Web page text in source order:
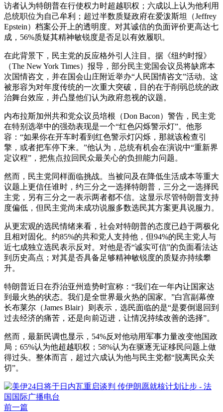
访者认为特朗普在行使权力时超越职权；六成以上认为他利用
总统职位为自己牟利；超过半数质疑政府在爱泼斯坦（Jeffrey
Epstein）档案公开上的透明度。对其诚信的负面评价更高达七
成，56%质疑其精神敏锐度是否足以有效履职。
在此背景下，民主党的反应格外引人注目。据《纽约时报》
（The New York Times）报导，部分民主党国会议员将缺席本
次国情咨文，并在国会山庄附近举办“人民国情咨文”活动。这
被形容为对年度传统的一次重大突破，目的在于削弱总统的政
治舞台效应，并凸显他们认为政府忽视的议题。
内布拉斯加州共和党众议员培根（Don Bacon）警告，民主党
在特别选举中的强劲表现是一个“红色闪烁警示灯”。他形
容：“如果你在开车时看到红色警示灯闪烁，那就该检查引
擎，或者把车停下来。”他认为，总统有机会在演说中“重新界
定议程”，把焦点拉回民众最关心的负担能力问题。
然而，民主党同样面临挑战。当被问及在降低生活成本等重大
议题上更信任谁时，约三分之一选择特朗普，三分之一选择民
主党，另有三分之一表示两者都不信。这显示尽管特朗普支持
度偏低，但民主党尚未成功说服多数选民其方案更具说服力。
从更宏观的选民情绪来看，社会对特朗普的态度已趋于两极化
且相对固化。约85%的共和党人支持他，但94%的民主党人与
近七成独立选民表示反对。对他是否“诚实可信”的负面看法达
到历史高点；对其是否具备足够精神敏锐度的质疑亦持续攀
升。
特朗普近日在乔治亚州造势时宣称：“我们在一年内让国家达
到最火热的状态。我们是全世界最火热的国家。”白宫副幕僚
长布莱尔（James Blair）则表示，选民面临的是“是要倒退回到
过去经济的痛苦，还是向前迈进，让情况持续改善的选择”。
然而，最新民调也显示，54%反对他动用军事力量改变他国政
局；65%认为他超越职权；58%认为在驱逐无证移民问题上做
得过头。整体而言，超过六成认为他与民主党都“脱离民众关
切”。
前一篇